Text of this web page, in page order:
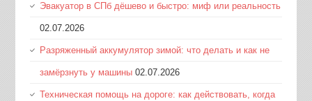
Эвакуатор в СПб дёшево и быстро: миф или реальность
02.07.2026
Разряженный аккумулятор зимой: что делать и как не
замёрзнуть у машины 02.07.2026
Техническая помощь на дороге: как действовать, когда